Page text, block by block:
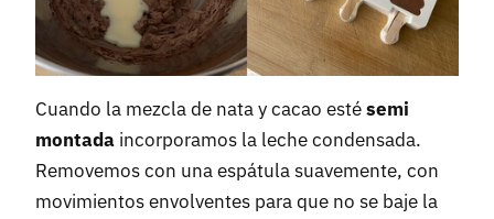
Cuando la mezcla de nata y cacao estésemi
montada incorporamos la leche condensada.
Removemos con una espátula suavemente, con
movimientos envolventes para que no se baje la